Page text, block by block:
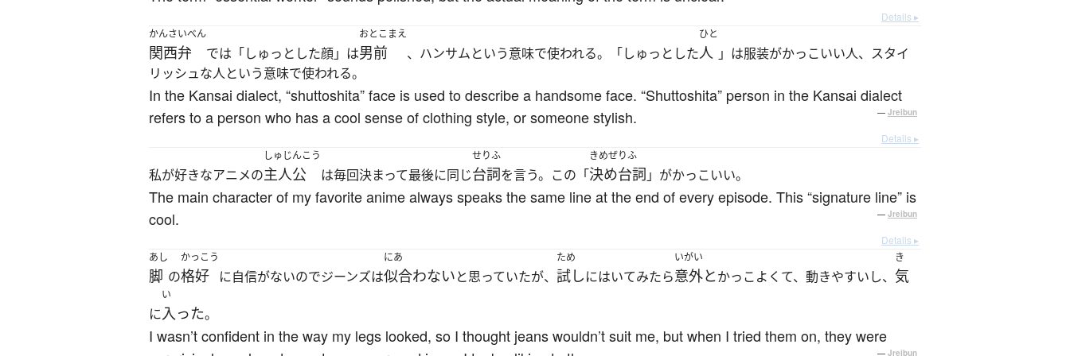
Details ▸
かんさいべん
関西弁 では「しゅっとした顔」は
おとこまえ
男前 、ハンサムという意味で使われる。「しゅっとした
ひと
人 」は服装がかっこいい人、スタイ
リッシュな人という意味で使われる。
In the Kansai dialect, “shuttoshita” face is used to describe a handsome face. “Shuttoshita” person in the Kansai dialect
refers to a person who has a cool sense of clothing style, or someone stylish.
— Jreibun
Details ▸
私が好きなアニメの
しゅじんこう
主人公 は毎回決まって最後に同じ
せりふ
台詞を言う。この「
きめぜりふ
決め台詞 」がかっこいい。
The main character of my favorite anime always speaks the same line at the end of every episode. This “signature line” is
cool.
— Jreibun
Details ▸
あし
脚 の
かっこう
格好 に自信がないのでジーンズは
にあ
似合わないと思っていたが、
ため
試しにはいてみたら
いがい
意外とかっこよくて、動きやすいし、
き
気
に
い
入った。
I wasn’t confident in the way my legs looked, so I thought jeans wouldn’t suit me, but when I tried them on, they were
— Jreibun